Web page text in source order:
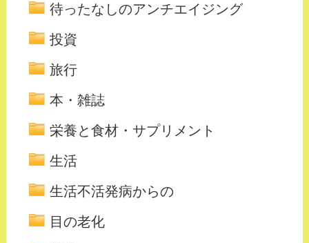
待ったなしのアンチエイジング
投資
旅行
本・雑誌
栄養と食材・サプリメント
生活
生活不活発病からの
目の老化